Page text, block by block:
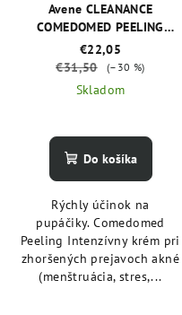
Avene CLEANANCE
COMEDOMED PEELING
Intenzívny krém pri
zhoršených prejavoch akné
€22,05
€31,50
(–30 %)
Skladom
Do košíka
Rýchly účinok na
pupáčiky. Comedomed
Peeling Intenzívny krém pri
zhoršených prejavoch akné
(menštruácia, stres,...